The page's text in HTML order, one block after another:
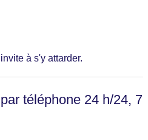
à s'y attarder.
téléphone 24 h/24, 7